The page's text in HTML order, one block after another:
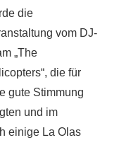
die
vom DJ-
„The
die für
gute Stimmung
und im
einige La Olas